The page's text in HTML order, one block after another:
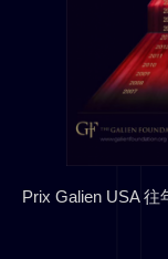
Prix Galien USA